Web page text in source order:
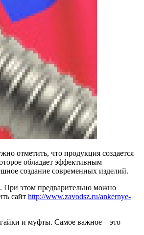
отметить, что продукция создается
обладает эффективным
создание современных изделий.
При этом предварительно можно
сайт http://www.zavodsz.ru/ankernye-
и муфты. Самое важное – это